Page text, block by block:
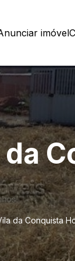
imóvel
da Conquista